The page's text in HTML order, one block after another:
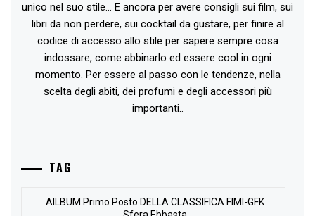
unico nel suo stile... E ancora per avere consigli sui film, sui
libri da non perdere, sui cocktail da gustare, per finire al
codice di accesso allo stile per sapere sempre cosa
indossare, come abbinarlo ed essere cool in ogni
momento. Per essere al passo con le tendenze, nella
scelta degli abiti, dei profumi e degli accessori più
importanti..
TAG
AlLBUM Primo Posto DELLA CLASSIFICA FIMI-GFK